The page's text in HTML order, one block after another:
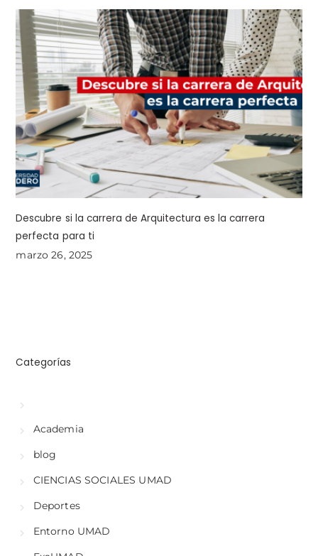
Descubre si la carrera de Arquitectura es la carrera
perfecta para ti
marzo 26, 2025
Categorías
Academia
blog
CIENCIAS SOCIALES UMAD
Deportes
Entorno UMAD